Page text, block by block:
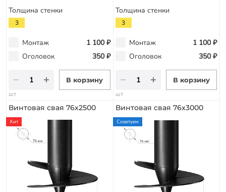
Толщина стенки
3
Монтаж
1 100 ₽
Оголовок
350 ₽
В корзину
шт
Толщина стенки
3
Монтаж
1 100 ₽
Оголовок
350 ₽
В корзину
шт
Винтовая свая 76х2500
Хит
Винтовая свая 76х3000
Советуем